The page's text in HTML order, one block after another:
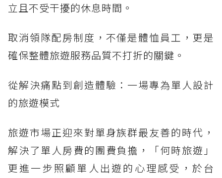
立且不受干擾的休息時間。
取消領隊配房制度，不僅是體恤員工，更是
確保整體旅遊服務品質不打折的關鍵。
從解決痛點到創造體驗：一場專為單人設計
的旅遊模式
旅遊市場正迎來對單身族群最友善的時代，
解決了單人房費的團費負擔，「何時旅遊」
更進一步照顧單人出遊的心理感受，於台